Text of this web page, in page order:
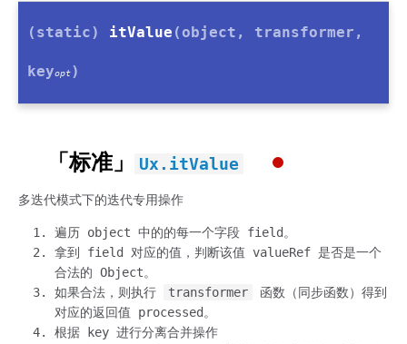
(static) itValue (object, transformer,
keyopt)
「标准」 Ux.itValue
多迭代模式下的迭代专用操作
遍历 object 中的的每一个字段 field。
拿到 field 对应的值，判断该值 valueRef 是否是一个
合法的 Object。
如果合法，则执行
transformer
函数（同步函数）得到
对应的返回值 processed。
根据 key 进行分离合并操作